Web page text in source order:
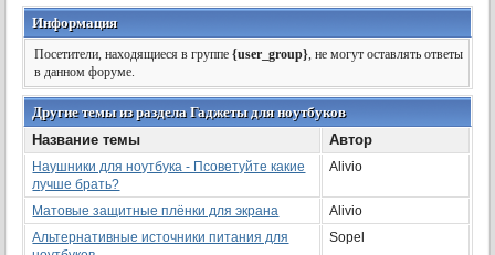
Информация
Посетители, находящиеся в группе{user_group}, не могут оставлять ответы
в данном форуме.
Другие темы из раздела Гаджеты для ноутбуков
Название темы
Автор
Наушники для ноутбука - Псоветуйте какие
лучше брать?
Alivio
Матовые защитные плёнки для экрана
Alivio
Альтернативные источники питания для
Sopel